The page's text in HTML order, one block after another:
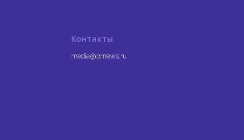
Контакты
media@prnews.ru